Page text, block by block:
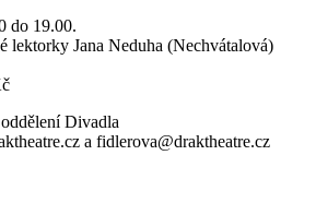
do 19.00.
lektorky Jana Neduha (Nechvátalová)
Divadla
a fidlerova@draktheatre.cz